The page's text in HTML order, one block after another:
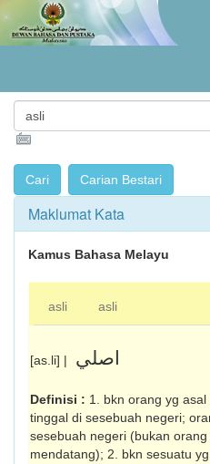
Maklumat Kata
Kamus Bahasa Melayu
asli asli
[as.li] | اصلي
Definisi : 1. bkn orang yg
tinggal di sesebuah negeri;
sesebuah negeri (bukan
mendatang); 2. bkn sesuatu